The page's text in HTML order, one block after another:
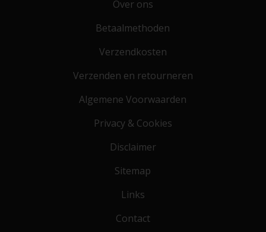
Over ons
Betaalmethoden
Verzendkosten
Verzenden en retourneren
Algemene Voorwaarden
Privacy & Cookies
Disclaimer
Sitemap
Links
Contact